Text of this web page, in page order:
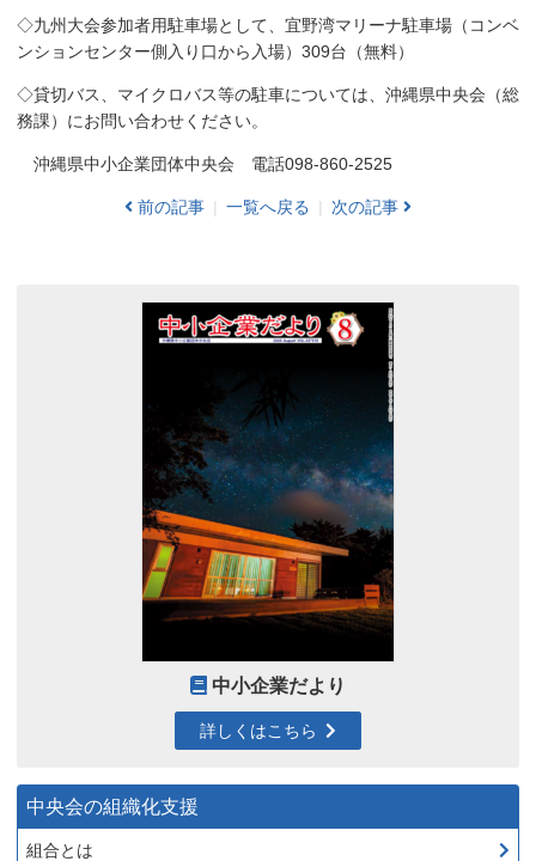
◇九州大会参加者用駐車場として、宜野湾マリーナ駐車場（コンベ
ンションセンター側入り口から入場）309台（無料）
◇貸切バス、マイクロバス等の駐車については、沖縄県中央会（総
務課）にお問い合わせください。
沖縄県中小企業団体中央会 電話098-860-2525
前の記事 一覧へ戻る 次の記事
中小企業だより
詳しくはこちら
中央会の組織化支援
組合とは